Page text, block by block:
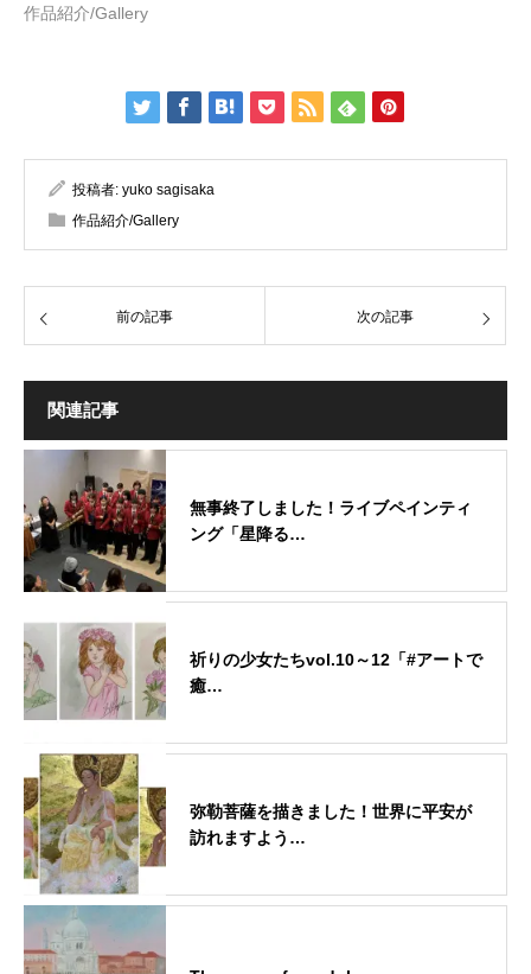
作品紹介/Gallery
投稿者: yuko sagisaka
作品紹介/Gallery
前の記事 次の記事
関連記事
無事終了しました！ライブペインティ
ング「星降る…
祈りの少女たちvol.10～12「#アートで
癒…
弥勒菩薩を描きました！世界に平安が
訪れますよう…